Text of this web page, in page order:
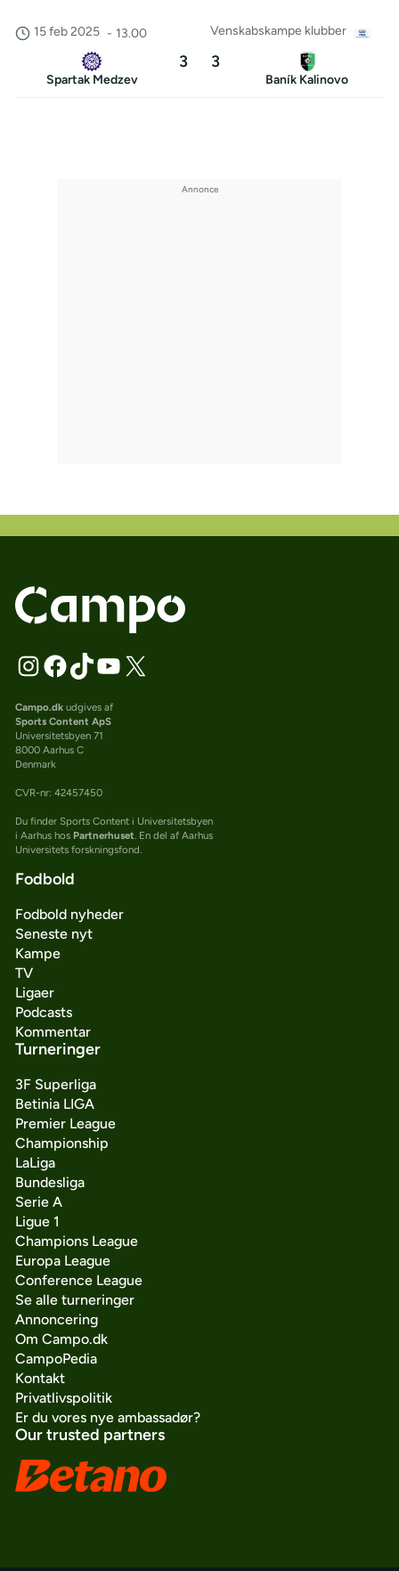
Venskabskampe klubber
15 feb 2025 - 13.00
Spartak Medzev
3 3
Baník Kalinovo
Campo.dkudgives af
Sports Content ApS
Universitetsbyen 71
8000 Aarhus C
Denmark
CVR-nr: 42457450
Du finder Sports Content i Universitetsbyen
i Aarhus hos Partnerhuset . En del af Aarhus
Universitets forskningsfond.
Fodbold
Fodbold nyheder
Seneste nyt
Kampe
TV
Ligaer
Podcasts
Kommentar
Turneringer
3F Superliga
Betinia LIGA
Premier League
Championship
LaLiga
Bundesliga
Serie A
Ligue 1
Champions League
Europa League
Conference League
Se alle turneringer
Annoncering
Om Campo.dk
CampoPedia
Kontakt
Privatlivspolitik
Er du vores nye ambassadør?
Our trusted partners